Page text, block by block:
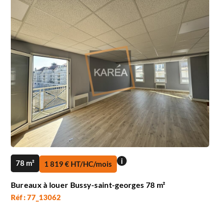
78 m² 1 819 € HT/HC/mois i
Bureaux à louer Bussy-saint-georges 78 m²
Réf : 77_13062